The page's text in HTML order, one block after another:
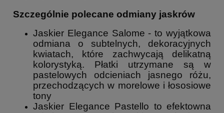
Szczególnie polecane odmiany jaskrów
Jaskier Elegance Salome - to wyjątkowa
odmiana o subtelnych, dekoracyjnych
kwiatach, które zachwycają delikatną
kolorystyką. Płatki utrzymane są w
pastelowych odcieniach jasnego różu,
przechodzących w morelowe i łososiowe
tony
Jaskier Elegance Pastello to efektowna